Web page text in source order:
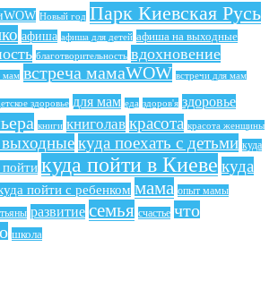
Новый год Парк Киевская Русь
афиша афиша для детей афиша на выходные
благотворительность вдохновение
мам встреча мамаWOW встречи для мам
здоровье для мам еда здоров'я здоровье
книги книголав красота красота женщины
выходныекуда поехать с детьми куда
пойти куда пойти в Киеве куда
пойти с ребенком мама опыт мамы
развитие семья счастье что
школа